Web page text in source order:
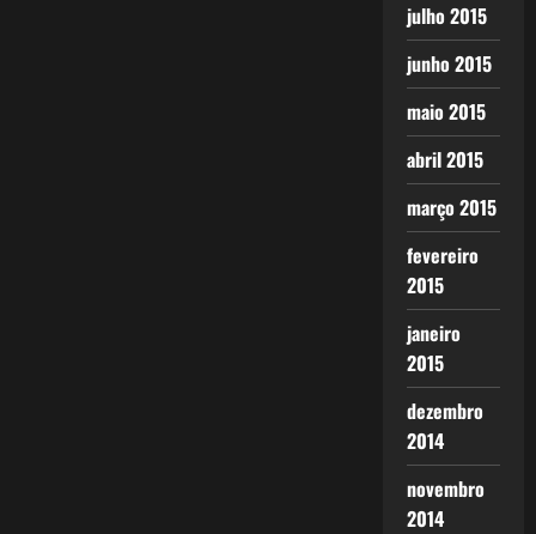
julho 2015
junho 2015
maio 2015
abril 2015
março 2015
fevereiro
2015
janeiro
2015
dezembro
2014
novembro
2014